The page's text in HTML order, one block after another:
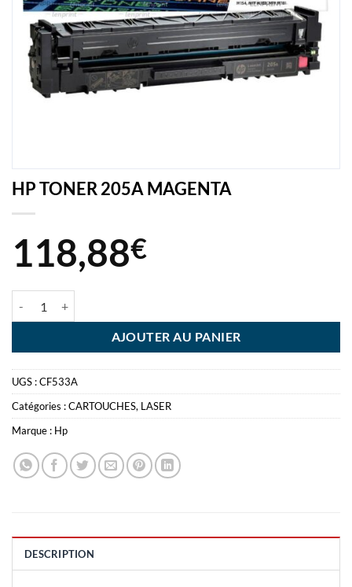
HP TONER 205A MAGENTA
118,88€
AJOUTER AU PANIER
UGS :CF533A
Catégories :CARTOUCHES, LASER
Marque : Hp
DESCRIPTION